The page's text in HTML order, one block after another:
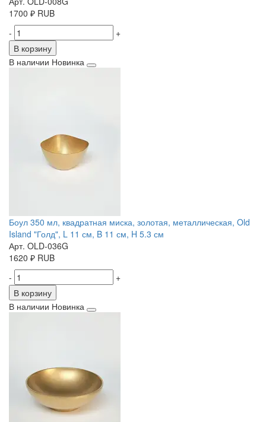
1700 ₽ RUB
-
+
В корзину
В наличии Новинка
Боул 350 мл, квадратная миска, золотая, металлическая, Old
Island "Голд", L 11 см, B 11 см, H 5.3 см
Арт. OLD-036G
1620 ₽ RUB
-
+
В корзину
В наличии Новинка